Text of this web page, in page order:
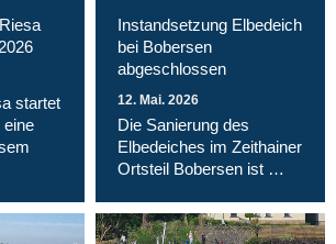
startet
eine
Instandsetzung Elbedeich
bei Bobersen
abgeschlossen
12. Mai. 2026
Die Sanierung des
Elbedeiches im Zeithainer
Ortsteil Bobersen ist …